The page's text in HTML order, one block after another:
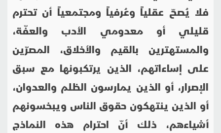
فلا يُصحّ عقلياً وعُرفياً ومجتمعياً أن تحترم
قليلي أو معدومي الأدب والعفّة،
والمستهترين بالقيم والأخلاق، المصرّين
على إساءاتهم، الذين يرتكبونها مع سبق
الإصرار، أو الذين يمارسون الظلم والعدوان،
أو الذين ينتهكون حقوق الناس ويبخسونهم
أشياءهم، ذلك أنّ احترام هذه النماذج